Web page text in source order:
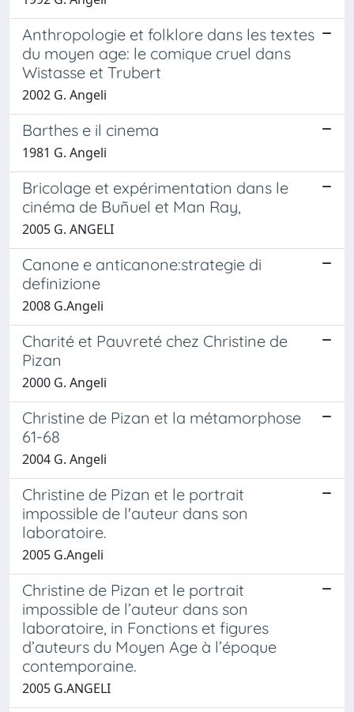
Anthropologie et folklore dans les textes
du moyen age: le comique cruel dans
Wistasse et Trubert
2002 G. Angeli
Barthes e il cinema
1981 G. Angeli
Bricolage et expérimentation dans le
cinéma de Buñuel et Man Ray,
2005 G. ANGELI
Canone e anticanone:strategie di
definizione
2008 G.Angeli
Charité et Pauvreté chez Christine de
Pizan
2000 G. Angeli
Christine de Pizan et la métamorphose
61-68
2004 G. Angeli
Christine de Pizan et le portrait
impossible de l'auteur dans son
laboratoire.
2005 G.Angeli
Christine de Pizan et le portrait
impossible de l’auteur dans son
laboratoire, in Fonctions et figures
d’auteurs du Moyen Age à l’époque
contemporaine.
2005 G.ANGELI